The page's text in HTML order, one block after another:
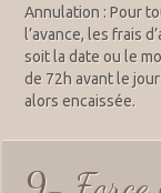
Annulation : Pour
l’avance, les frais
soit la date ou le
de 72h avant le
alors encaissée.